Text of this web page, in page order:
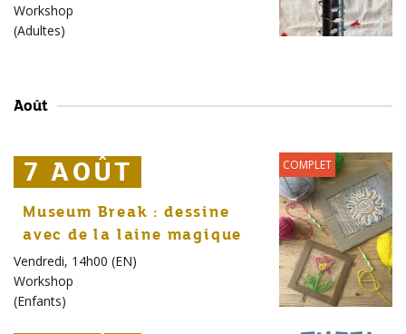
Workshop
(Adultes)
Août
7 AOÛT
7 AOÛT
7 AOÛT COMPLET
Museum Break : dessine
avec de la laine magique
Vendredi, 14h00 (EN)
Workshop
(Enfants)